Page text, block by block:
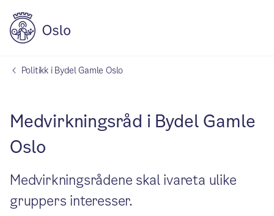
Politikk i Bydel Gamle Oslo
Medvirkningsråd i Bydel Gamle
Oslo
Medvirkningsrådene skal ivareta ulike
gruppers interesser.